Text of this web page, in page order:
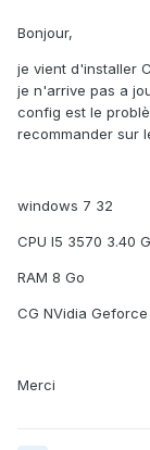
Bonjour,
je vient d'installer
je n'arrive pas a
config est le
recommander sur
windows 7 32
CPU I5 3570 3.40
RAM 8 Go
CG NVidia Geforce
Merci